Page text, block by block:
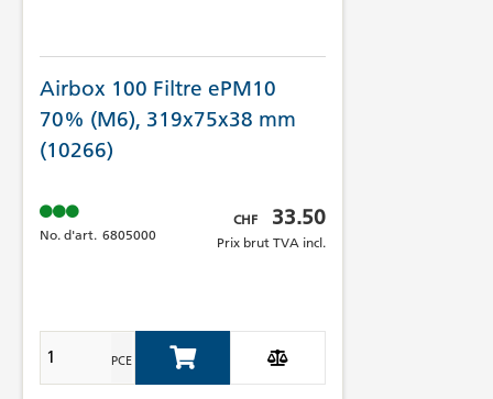
Airbox 100 Filtre ePM10
70% (M6), 319x75x38 mm
(10266)
Prix brut TVA incl.
CHF 33.50
Prix brut TVA incl.
No. d'art. 6805000
PCE Add to Cart